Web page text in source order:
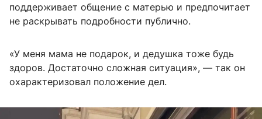
поддерживает общение с матерью и предпочитает
не раскрывать подробности публично.
«У меня мама не подарок, и дедушка тоже будь
здоров. Достаточно сложная ситуация», — так он
охарактеризовал положение дел.